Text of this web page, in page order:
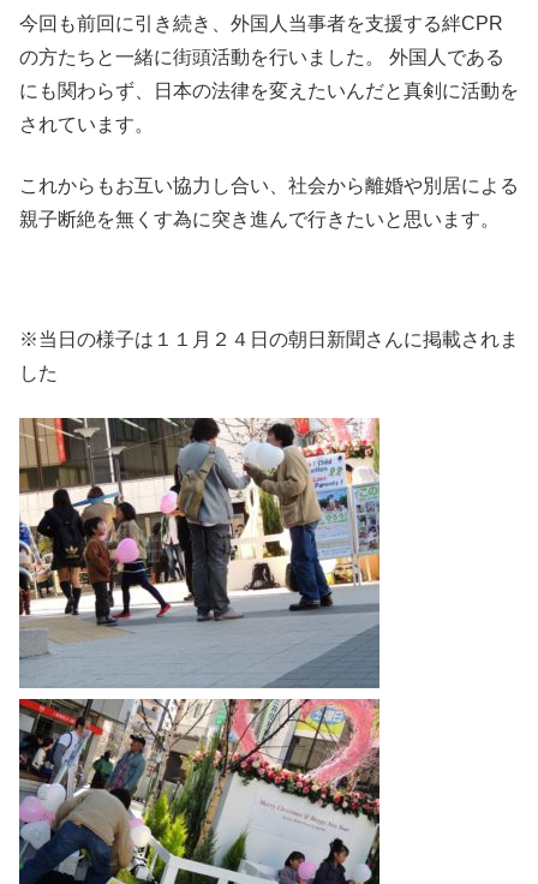
今回も前回に引き続き、外国人当事者を支援する絆CPR
の方たちと一緒に街頭活動を行いました。 外国人である
にも関わらず、日本の法律を変えたいんだと真剣に活動を
されています。
これからもお互い協力し合い、社会から離婚や別居による
親子断絶を無くす為に突き進んで行きたいと思います。
※当日の様子は１１月２４日の朝日新聞さんに掲載されま
した